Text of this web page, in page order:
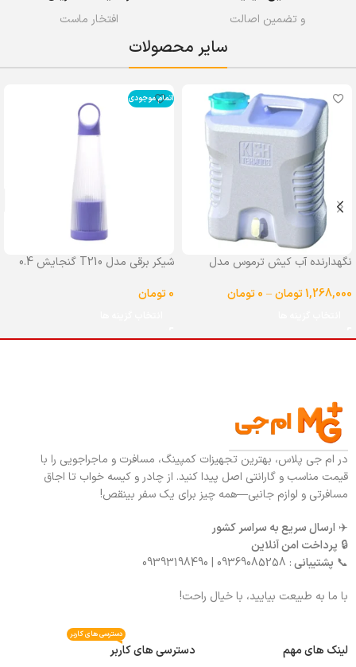
و تضمین اصالت افتخار ماست
سایر محصولات
نگهدارنده آب کیش ترموس مدل
1,268,000تومان–
0تومان
اتمام موجودی
شیکر برقی مدل T210 گنجایش 0.4
0تومان
در ام جی پلاس، بهترین تجهیزات کمپینگ، مسافرت و ماجراجویی را با
قیمت مناسب و گارانتی اصل پیدا کنید. از چادر و کیسه خواب تا اجاق
مسافرتی و لوازم جانبی—همه چیز برای یک سفر بینقص!
✈️ ارسال سریع به سراسر کشور
🔒 پرداخت امن آنلاین
📞 پشتیبانی: 09369085258 | 09393198490
با ما به طبیعت بیایید، با خیال راحت!
لینک های مهم
دسترسی های کاربر
دسترسی های کاربر